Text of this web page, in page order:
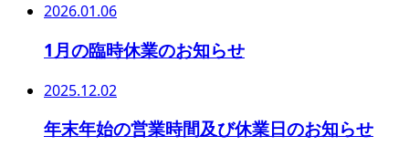
2026.01.06
1月の臨時休業のお知らせ
2025.12.02
年末年始の営業時間及び休業日のお知らせ